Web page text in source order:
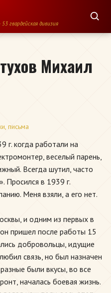
гвардейская дивизия
Михаил
письма
г. когда работали на
веселый парень,
Всегда шутил, часто
Просился в 1939 г.
Меня взяли, а его нет.
и одним из первых в
пришел после работы 15
добровольцы, идущие
связь, но был назначен
были вкусы, во все
началась боевая жизнь.